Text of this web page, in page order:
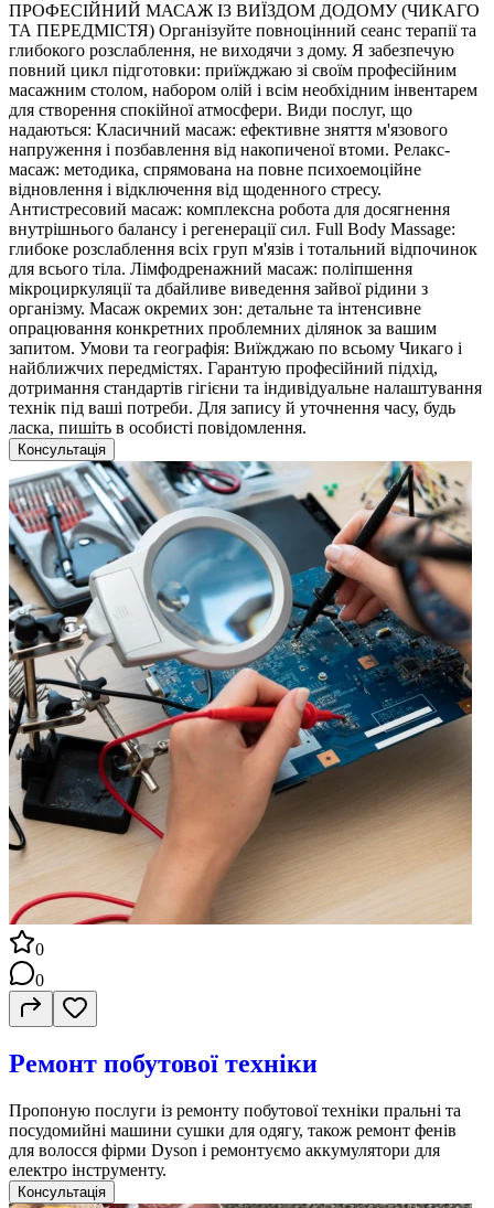
ПРОФЕСІЙНИЙ МАСАЖ ІЗ ВИЇЗДОМ ДОДОМУ (ЧИКАГО
ТА ПЕРЕДМІСТЯ) Організуйте повноцінний сеанс терапії та
глибокого розслаблення, не виходячи з дому. Я забезпечую
повний цикл підготовки: приїжджаю зі своїм професійним
масажним столом, набором олій і всім необхідним інвентарем
для створення спокійної атмосфери. Види послуг, що
надаються: Класичний масаж: ефективне зняття м'язового
напруження і позбавлення від накопиченої втоми. Релакс-
масаж: методика, спрямована на повне психоемоційне
відновлення і відключення від щоденного стресу.
Антистресовий масаж: комплексна робота для досягнення
внутрішнього балансу і регенерації сил. Full Body Massage:
глибоке розслаблення всіх груп м'язів і тотальний відпочинок
для всього тіла. Лімфодренажний масаж: поліпшення
мікроциркуляції та дбайливе виведення зайвої рідини з
організму. Масаж окремих зон: детальне та інтенсивне
опрацювання конкретних проблемних ділянок за вашим
запитом. Умови та географія: Виїжджаю по всьому Чикаго і
найближчих передмістях. Гарантую професійний підхід,
дотримання стандартів гігієни та індивідуальне налаштування
технік під ваші потреби. Для запису й уточнення часу, будь
ласка, пишіть в особисті повідомлення.
Консультація
0
0
Ремонт побутової техніки
Пропоную послуги із ремонту побутової техніки пральні та
посудомийні машини сушки для одягу, також ремонт фенів
для волосся фірми Dyson і ремонтуємо аккумулятори для
електро інструменту.
Консультація